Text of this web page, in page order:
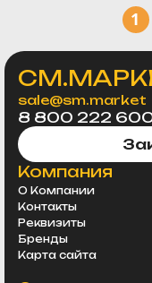
1
sale@sm.market
8 800 222
Компания
О Компании
Контакты
Реквизиты
Бренды
Карта сайта